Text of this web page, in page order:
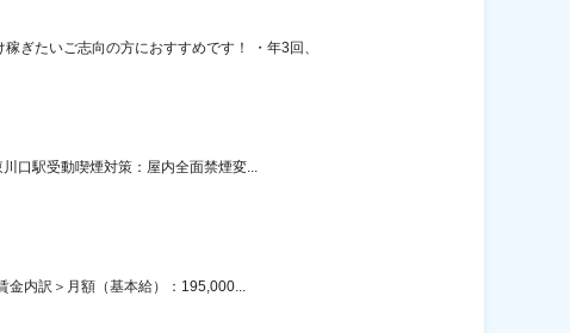
ぎたいご志向の方におすすめです！ ・年3回、
口駅受動喫煙対策：屋内全面禁煙変...
金内訳＞月額（基本給）：195,000...